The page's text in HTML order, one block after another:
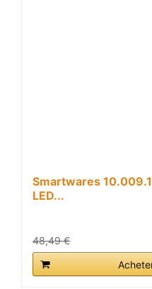
Smartwares
LED...
48,49 €